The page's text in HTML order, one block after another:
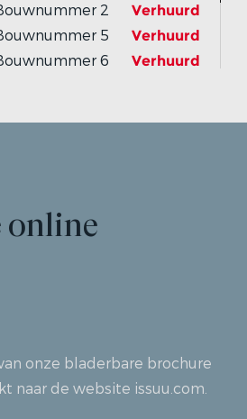
2 Verhuurd
5 Verhuurd
6 Verhuurd
online
onze bladerbare brochure
naar de website issuu.com.